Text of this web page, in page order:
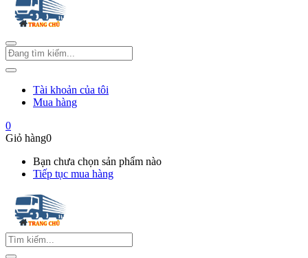
Tài khoản của tôi
Mua hàng
0
Giỏ hàng0
Bạn chưa chọn sản phẩm nào
Tiếp tục mua hàng